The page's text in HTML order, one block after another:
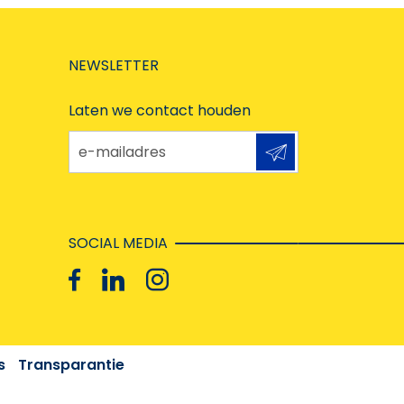
NEWSLETTER
Laten we contact houden
e-mailadres
SOCIAL MEDIA
Transparantie